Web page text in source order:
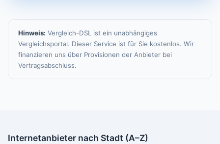
Hinweis: Vergleich-DSL ist ein unabhängiges
Vergleichsportal. Dieser Service ist für Sie kostenlos. Wir
finanzieren uns über Provisionen der Anbieter bei
Vertragsabschluss.
Internetanbieter nach Stadt (A–Z)